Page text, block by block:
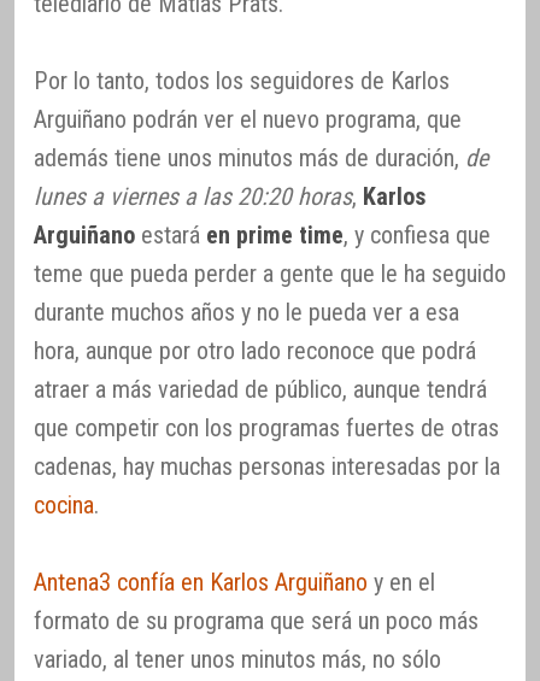
Por lo tanto, todos los seguidores de Karlos
Arguiñano podrán ver el nuevo programa, que
además tiene unos minutos más de duración, de
lunes a viernes a las 20:20 horas, Karlos
Arguiñano estará en prime time, y confiesa que
teme que pueda perder a gente que le ha seguido
durante muchos años y no le pueda ver a esa
hora, aunque por otro lado reconoce que podrá
atraer a más variedad de público, aunque tendrá
que competir con los programas fuertes de otras
cadenas, hay muchas personas interesadas por la
cocina.
Antena3 confía en Karlos Arguiñano y en el
formato de su programa que será un poco más
variado, al tener unos minutos más, no sólo